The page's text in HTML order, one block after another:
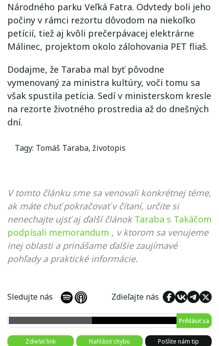
Národného parku Veľká Fatra. Odvtedy boli jeho
počiny v rámci rezortu dôvodom na niekoľko
petícií, tiež aj kvôli prečerpávacej elektrárne
Málinec, projektom okolo zálohovania PET fliaš.
Dodajme, že Taraba mal byť pôvodne
vymenovaný za ministra kultúry, voči tomu sa
však spustila petícia. Sedí v ministerskom kresle
na rezorte životného prostredia až do dnešných
dní.
Tagy: Tomáš Taraba, životopis
V tomto článku sme sa venovali konkrétnej téme,
ak máte chuť pokračovať v čítaní, určite si
nenechajte ujsť aj ďalší článok Taraba s Takáčom
podpísali memorandum , v ktorom sa venujeme
inej oblasti a prinášame ďalšie zaujímavé
pohľady a praktické informácie.
Sledujte nás Zdieľajte nás
Prihlásiť sa
Zdieľať link Nahlásiť chybu Pošlite nám tip